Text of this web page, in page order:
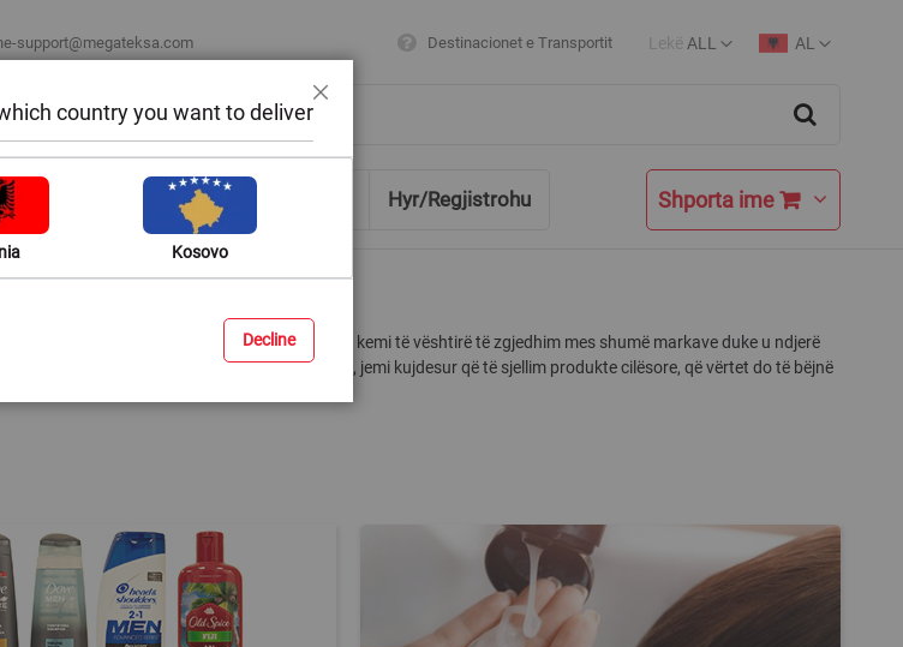
support@megateksa.com Destinacionet e Transportit
Currency
Lekë ALL
Language
AL
Ndihmë & Këshilla Hyr/Regjistrohu Shporta ime
produktet për përkujdesjen për flokët, mund ta kemi të vështirë të zgjedhim mes shumë markave duke u ndjerë
Por mos u shqetësoni, pasi në Megatek, jemi kujdesur që të sjellim produkte cilësore, që vërtet do të bëjnë
country you want to deliver
Kosovo
Decline